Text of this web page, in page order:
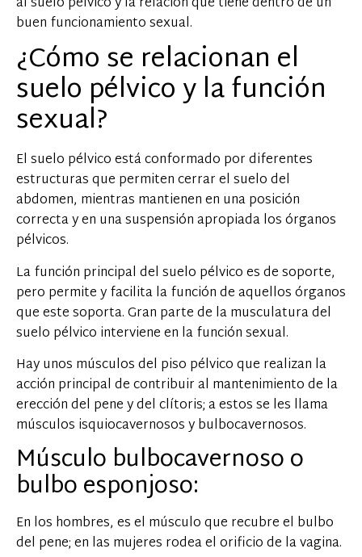
buen funcionamiento sexual.
¿Cómo se relacionan el
suelo pélvico y la función
sexual?
El suelo pélvico está conformado por diferentes
estructuras que permiten cerrar el suelo del
abdomen, mientras mantienen en una posición
correcta y en una suspensión apropiada los órganos
pélvicos.
La función principal del suelo pélvico es de soporte,
pero permite y facilita la función de aquellos órganos
que este soporta. Gran parte de la musculatura del
suelo pélvico interviene en la función sexual.
Hay unos músculos del piso pélvico que realizan la
acción principal de contribuir al mantenimiento de la
erección del pene y del clítoris; a estos se les llama
músculos isquiocavernosos y bulbocavernosos.
Músculo bulbocavernoso o
bulbo esponjoso:
En los hombres, es el músculo que recubre el bulbo
del pene; en las mujeres rodea el orificio de la vagina.